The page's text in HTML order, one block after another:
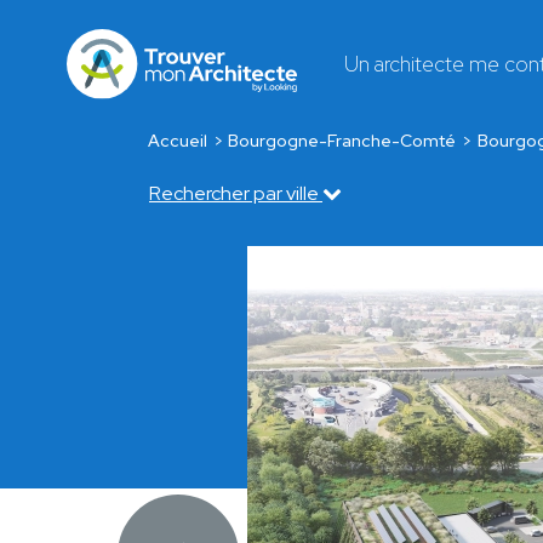
Un architecte me
Accueil Bourgogne-Franche-Comté
Rechercher par ville